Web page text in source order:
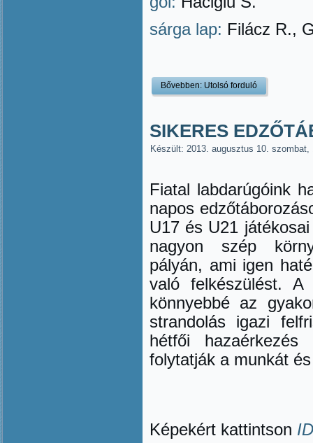
sárga lap: Filácz R.,
Bővebben: Utolsó forduló
SIKERES
Készült: 2013. augusztus 10. szombat,
Fiatal labdarúgóink
napos
U17 és U21
nagyon szép
pályán, ami igen
való felkészülést.
könnyebbé az
strandolás igazi
hétfői
folytatják a munkát
Képekért kattintson